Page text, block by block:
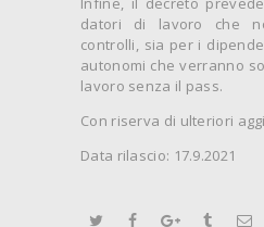
datori di lavoro che
controlli, sia per i
autonomi che verranno
lavoro senza il pass.
Con riserva di ulteriori
Data rilascio: 17.9.2021